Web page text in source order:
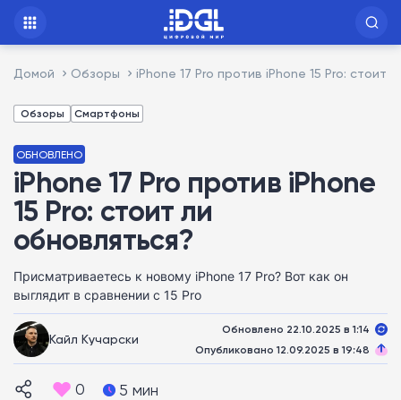
Домой Обзоры iPhone 17 Pro против iPhone 15 Pro: стоит
Обзоры Смартфоны
ОБНОВЛЕНО
iPhone 17 Pro против iPhone
15 Pro: стоит ли
обновляться?
Присматриваетесь к новому iPhone 17 Pro? Вот как он
выглядит в сравнении с 15 Pro
Кайл Кучарски
Обновлено 22.10.2025 в 1:14
Опубликовано 12.09.2025 в 19:48
0 5 мин